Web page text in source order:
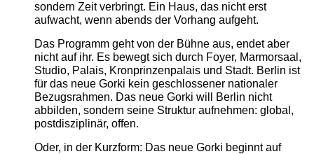
sondern Zeit verbringt. Ein Haus, das nicht erst
aufwacht, wenn abends der Vorhang aufgeht.
Das Programm geht von der Bühne aus, endet aber
nicht auf ihr. Es bewegt sich durch Foyer, Marmorsaal,
Studio, Palais, Kronprinzenpalais und Stadt. Berlin ist
für das neue Gorki kein geschlossener nationaler
Bezugsrahmen. Das neue Gorki will Berlin nicht
abbilden, sondern seine Struktur aufnehmen: global,
postdisziplinär, offen.
Oder, in der Kurzform: Das neue Gorki beginnt auf